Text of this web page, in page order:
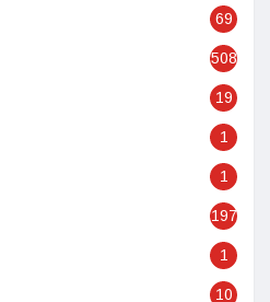
69
508
19
1
1
197
1
10